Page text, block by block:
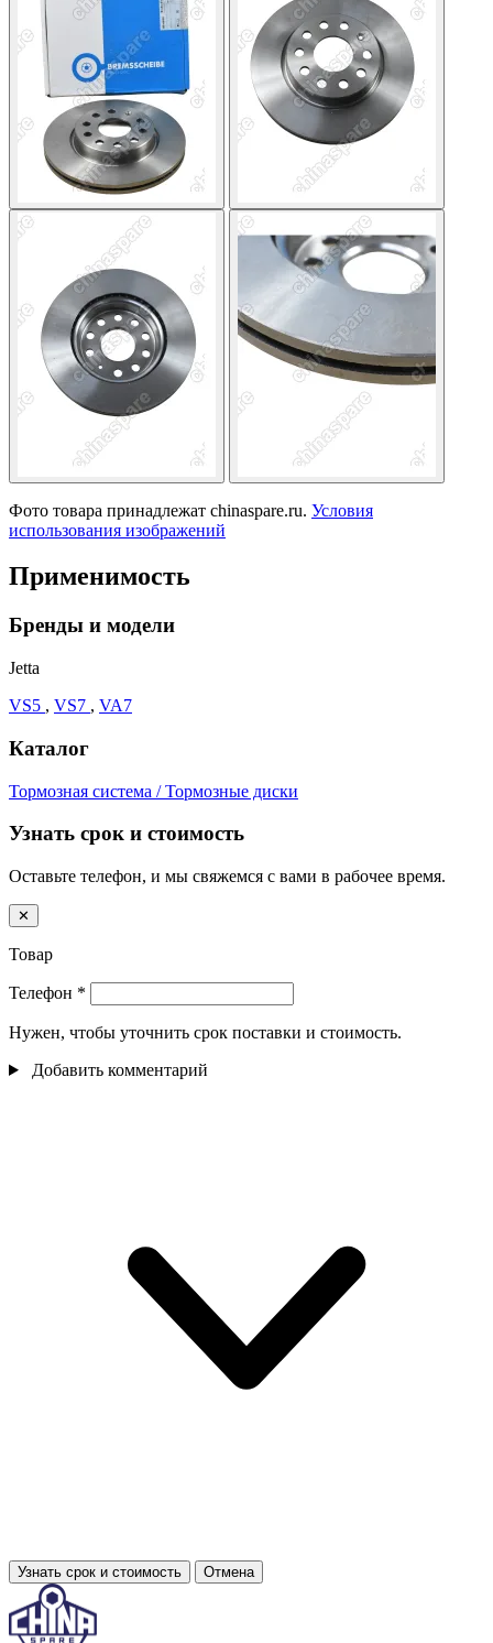
Фото товара принадлежат chinaspare.ru. Условия
использования изображений
Применимость
Бренды и модели
Jetta
VS5 , VS7 , VA7
Каталог
Тормозная система / Тормозные диски
Узнать срок и стоимость
Оставьте телефон, и мы свяжемся с вами в рабочее время.
✕
Товар
Телефон *
Нужен, чтобы уточнить срок поставки и стоимость.
Добавить комментарий
Узнать срок и стоимость Отмена